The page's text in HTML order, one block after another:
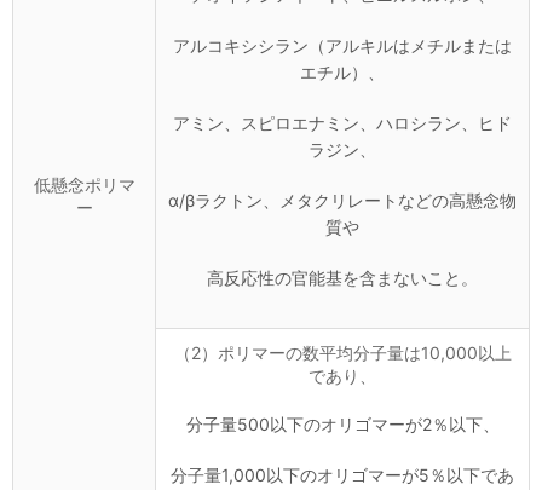
低懸念ポリマ
ー
アルコキシシラン（アルキルはメチルまたは
エチル）、
アミン、スピロエナミン、ハロシラン、ヒド
ラジン、
α/βラクトン、メタクリレートなどの高懸念物
質や
高反応性の官能基を含まないこと。
（2）ポリマーの数平均分子量は10,000以上
であり、
分子量500以下のオリゴマーが2％以下、
分子量1,000以下のオリゴマーが5％以下であ